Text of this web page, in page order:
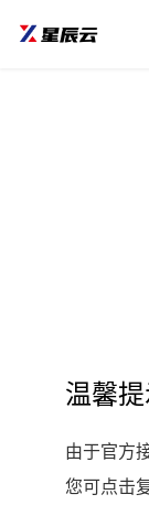
温馨
由于官方
您可点击